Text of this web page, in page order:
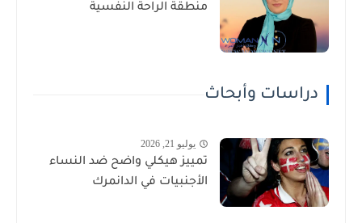
منطقة الراحة النفسية
دراسات وأبحاث
يوليو 21, 2026
تمييز هيكلي واضح ضد النساء
الأجنبيات في الدانمرك